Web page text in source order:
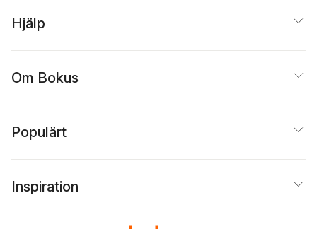
Hjälp
Om Bokus
Populärt
Inspiration